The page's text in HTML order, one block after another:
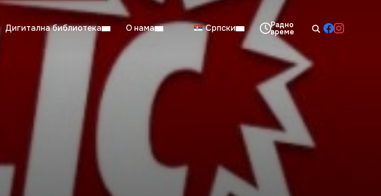
Дигитална библиотека О нама Српски
Суб: 08:00–14:00 Нед: Затворено
од 06. јула до 29. августа